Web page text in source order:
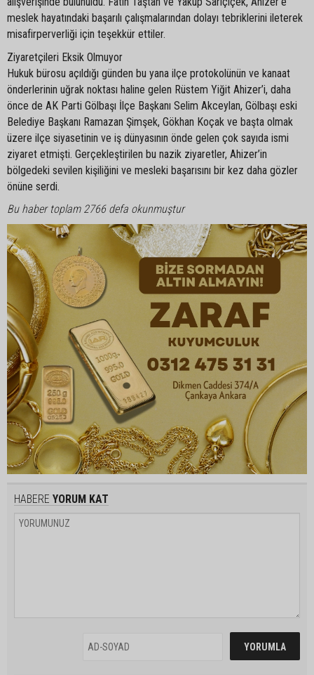
meslek hayatındaki başarılı çalışmalarından dolayı tebriklerini ileterek
misafirperverliği için teşekkür ettiler.
Ziyaretçileri Eksik Olmuyor
Hukuk bürosu açıldığı günden bu yana ilçe protokolünün ve kanaat
önderlerinin uğrak noktası haline gelen Rüstem Yiğit Ahizer’i, daha
önce de AK Parti Gölbaşı İlçe Başkanı Selim Akceylan, Gölbaşı eski
Belediye Başkanı Ramazan Şimşek, Gökhan Koçak ve başta olmak
üzere ilçe siyasetinin ve iş dünyasının önde gelen çok sayıda ismi
ziyaret etmişti. Gerçekleştirilen bu nazik ziyaretler, Ahizer’in
bölgedeki sevilen kişiliğini ve mesleki başarısını bir kez daha gözler
önüne serdi.
Bu haber toplam 2766 defa okunmuştur
HABERE YORUM KAT